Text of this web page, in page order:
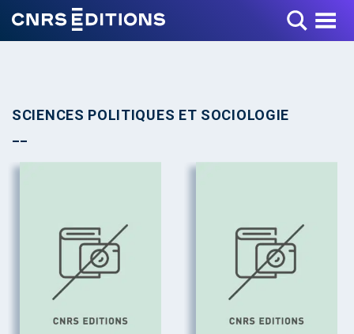
Toggle Menu
SCIENCES POLITIQUES ET SOCIOLOGIE